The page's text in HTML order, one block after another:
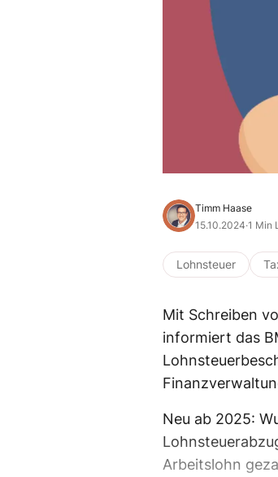
Timm Haase
15.10.2024·1 Min
Lohnsteuer
Mit Schreiben
informiert das
Neu ab 2025:
Arbeitslohn